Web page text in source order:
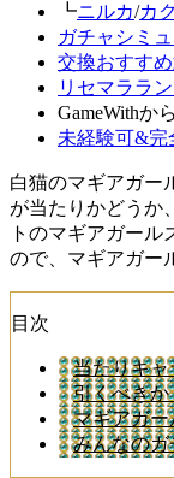
┗ニルカ/カ
ガチャシミ
交換おすす
リセマララ
GameWithか
未経験可&完
白猫のマギアガー
が当たりかどうか
トのマギアガー
ので、マギアガー
目次
当たりキャ
引くべきか
マギアガ
みんなのガ